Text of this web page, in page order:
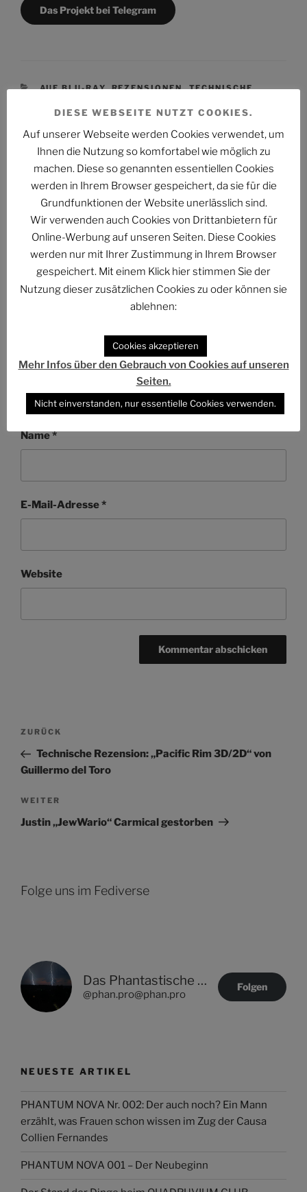
Das Projekt bei Telegram
KATEGORIEN
AUF BLU-RAY,REZENSIONEN,TECHNISCHE
Schreibe einen Kommentar
Deine E-Mail-Adresse wird nicht veröffentlicht.
Erforderliche Felder sind mit*markiert
Kommentar*
Name*
E-Mail-Adresse*
Website
Beitragsnavigation
Vorheriger
Beitrag
ZURÜCK
Technische Rezension: „Pacific Rim 3D/2D“ von
Guillermo del Toro
Nächster
Beitrag
WEITER
Justin „JewWario“ Carmical gestorben
Folge uns im Fediverse
Das Phantastische Projekt - PHAN.PRO
@phan.pro@phan.pro
Folgen
NEUESTE ARTIKEL
PHANTUM NOVA Nr. 002: Der auch noch? Ein Mann
erzählt, was Frauen schon wissen im Zug der Causa
Collien Fernandes
PHANTUM NOVA 001 – Der Neubeginn
DIESE WEBSEITE NUTZT COOKIES.
Auf unserer Webseite werden Cookies verwendet, um
Ihnen die Nutzung so komfortabel wie möglich zu
machen. Diese so genannten essentiellen Cookies
werden in Ihrem Browser gespeichert, da sie für die
Grundfunktionen der Website unerlässlich sind.
Wir verwenden auch Cookies von Drittanbietern für
Online-Werbung auf unseren Seiten. Diese Cookies
werden nur mit Ihrer Zustimmung in Ihrem Browser
gespeichert. Mit einem Klick hier stimmen Sie der
Nutzung dieser zusätzlichen Cookies zu oder können sie
ablehnen:
Cookies akzeptieren
Mehr Infos über den Gebrauch von Cookies auf unseren
Seiten.
Nicht einverstanden, nur essentielle Cookies verwenden.